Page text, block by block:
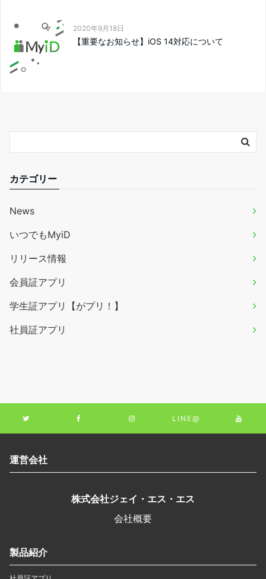
2020年9月18日
【重要なお知らせ】iOS 14対応について
カテゴリー
News
いつでもMyiD
リリース情報
会員証アプリ
学生証アプリ【がプリ！】
社員証アプリ
LINE@
運営会社
株式会社ジェイ・エス・エス
会社概要
製品紹介